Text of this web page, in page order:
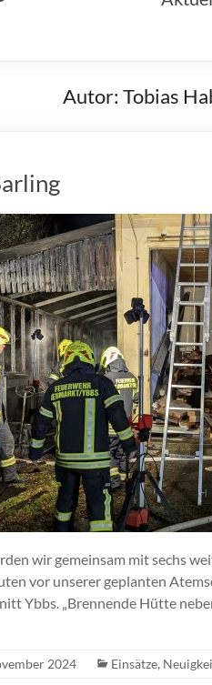
Autor: Tobias
wir gemeinsam mit sechs
vor unserer geplanten
Ybbs. „Brennende Hütte
2024 Einsätze,